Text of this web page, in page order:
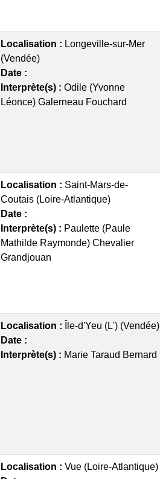
Localisation : Longeville-sur-Mer
(Vendée)
Date :
Interprète(s) : Odile (Yvonne
Léonce) Galerneau Fouchard
Localisation : Saint-Mars-de-
Coutais (Loire-Atlantique)
Date :
Interprète(s) : Paulette (Paule
Mathilde Raymonde) Chevalier
Grandjouan
Localisation :
Île-d'Yeu (L') (Vendée)
Date :
Interprète(s) : Marie Taraud Bernard
Localisation : Vue (Loire-Atlantique)